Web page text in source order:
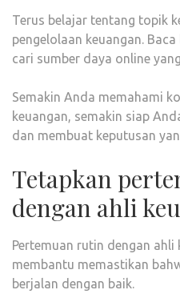
Terus belajar tentang topik
pengelolaan keuangan.
cari sumber daya online
Semakin Anda memahami
keuangan, semakin siap
dan membuat keputusan
Tetapkan
dengan ahli
Pertemuan rutin dengan ahli
membantu memastikan
berjalan dengan baik.